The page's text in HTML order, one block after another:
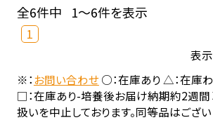
全6件中 1～6件を表示
1
表
※：お問い合わせ○：在庫あり △：在庫
□：在庫あり-培養後お届け納期約2週間
扱いを中止しております。同等品はござい